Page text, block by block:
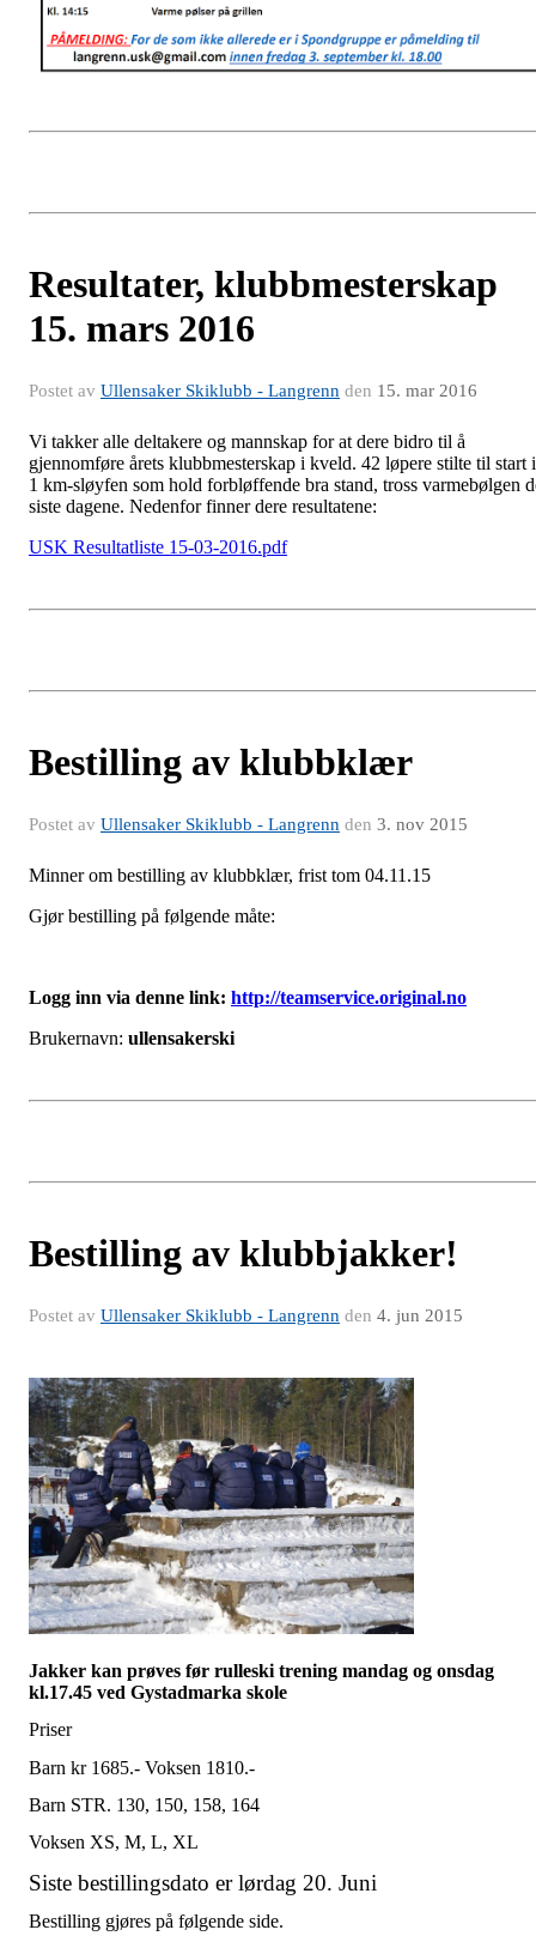
Resultater, klubbmesterskap
15. mars 2016
Postet av Ullensaker Skiklubb - Langrenn den 15. mar 2016
Vi takker alle deltakere og mannskap for at dere bidro til å
gjennomføre årets klubbmesterskap i kveld. 42 løpere stilte til start i
1 km-sløyfen som hold forbløffende bra stand, tross varmebølgen
siste dagene. Nedenfor finner dere resultatene:
USK Resultatliste 15-03-2016.pdf
Bestilling av klubbklær
Postet av Ullensaker Skiklubb - Langrenn den 3. nov 2015
Minner om bestilling av klubbklær, frist tom 04.11.15
Gjør bestilling på følgende måte:
Logg inn via denne link: http://teamservice.original.no
Brukernavn: ullensakerski
Bestilling av klubbjakker!
Postet av Ullensaker Skiklubb - Langrenn den 4. jun 2015
Jakker kan prøves før rulleski trening mandag og onsdag
kl.17.45 ved Gystadmarka skole
Priser
Barn kr 1685.- Voksen 1810.-
Barn STR. 130, 150, 158, 164
Voksen XS, M, L, XL
Siste bestillingsdato er lørdag 20. Juni
Bestilling gjøres på følgende side.